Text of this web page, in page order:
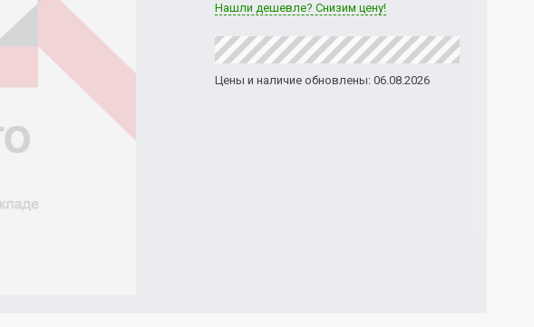
Нашли дешевле? Снизим цену!
Цены и наличие обновлены: 06.08.2026